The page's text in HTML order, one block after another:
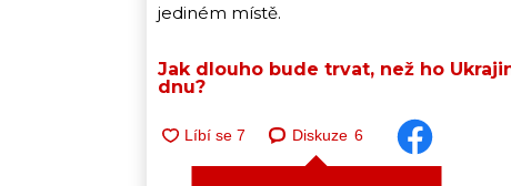
jediném místě.
Jak dlouho bude trvat, než ho
dnu?
Diskuze 6